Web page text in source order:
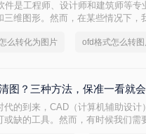
件是工程师、设计师和建筑师等专
三维图形。然而，在某些情况下，
为图片格式的方法。
么转化为图片 ofd格式怎么转图
图？三种方法，保准一看就会
代的到来，CAD（计算机辅助设计
缺的工具。然而，有时候我们需